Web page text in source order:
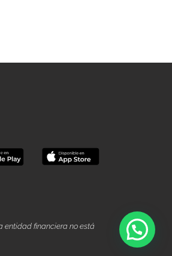
entidad financiera no está